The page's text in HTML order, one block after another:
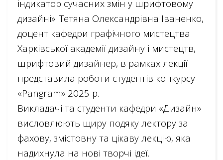
індикатор сучасних змін у шрифтовому
дизайні». Тетяна Олександрівна Іваненко,
доцент кафедри графічного мистецтва
Харківської академії дизайну і мистецтв,
шрифтовий дизайнер, в рамках лекції
представила роботи студентів конкурсу
«Pangram» 2025 р.
Викладачі та студенти кафедри «Дизайн»
висловлюють щиру подяку лектору за
фахову, змістовну та цікаву лекцію, яка
надихнула на нові творчі ідеї.